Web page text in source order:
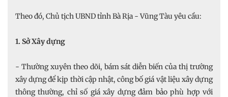
Theo đó, Chủ tịch UBND tỉnh Bà Rịa - Vũng Tàu yêu cầu:
1. Sở Xây dựng
- Thường xuyên theo dõi, bám sát diễn biến của thị trường
xây dựng để kịp thời cập nhật, công bố giá vật liệu xây dựng
thông thường, chỉ số giá xây dựng đảm bảo phù hợp với